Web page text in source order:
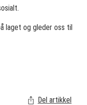
laget og gleder oss til
Del artikkel